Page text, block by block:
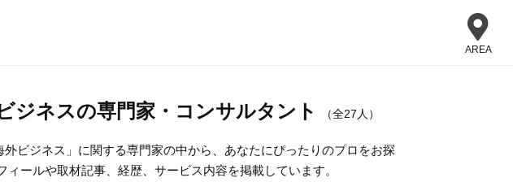
AREA
ジネスの専門家・コンサルタント （全27人）
ビジネス」に関する専門家の中から、あなたにぴったりのプロをお探
ールや取材記事、経歴、サービス内容を掲載しています。